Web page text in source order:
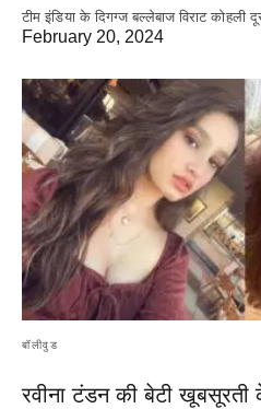
टीम इंडिया के दिगग्ज बल्लेबाज विराट कोहली
February 20, 2024
बॉलीवुड
रवीना टंडन की बेटी खूबसूरती